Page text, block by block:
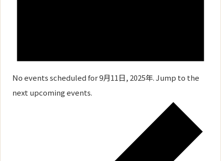
No events scheduled for 9月11日, 2025年. Jump to the
next upcoming events.